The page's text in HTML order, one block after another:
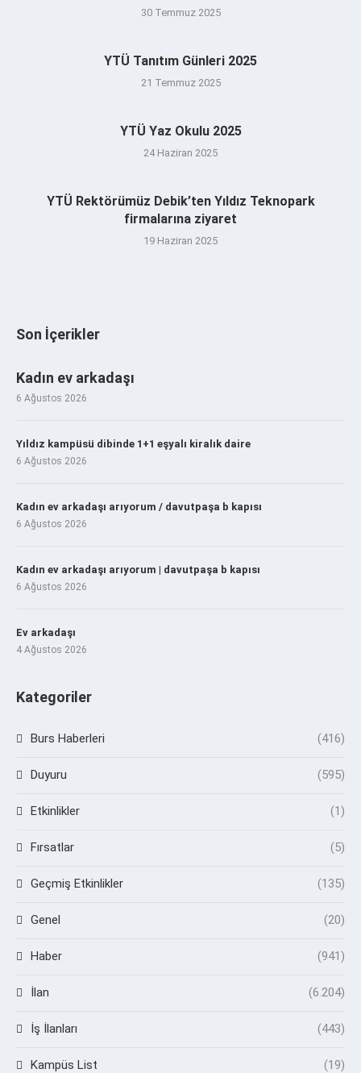
30 Temmuz 2025
YTÜ Tanıtım Günleri 2025
21 Temmuz 2025
YTÜ Yaz Okulu 2025
24 Haziran 2025
YTÜ Rektörümüz Debik’ten Yıldız Teknopark
firmalarına ziyaret
19 Haziran 2025
Son İçerikler
Kadın ev arkadaşı
6 Ağustos 2026
Yıldız kampüsü dibinde 1+1 eşyalı kiralık daire
6 Ağustos 2026
Kadın ev arkadaşı arıyorum / davutpaşa b kapısı
6 Ağustos 2026
Kadın ev arkadaşı arıyorum | davutpaşa b kapısı
6 Ağustos 2026
Ev arkadaşı
4 Ağustos 2026
Kategoriler
Burs Haberleri (416)
Duyuru (595)
Etkinlikler (1)
Fırsatlar (5)
Geçmiş Etkinlikler (135)
Genel (20)
Haber (941)
İlan (6.204)
İş İlanları (443)
Kampüs List (19)